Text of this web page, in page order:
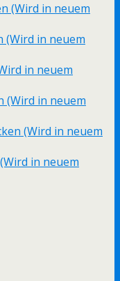
(Wird in neuem
(Wird in neuem
in neuem
(Wird in neuem
(Wird in neuem
in neuem